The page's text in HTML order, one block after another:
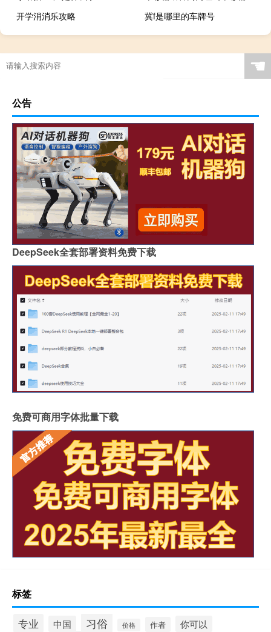
开学消消乐攻略
冀f是哪里的车牌号
☚
公告
DeepSeek全套部署资料免费下载
免费可商用字体批量下载
标签
专业 中国 习俗 价格 作者 你可以